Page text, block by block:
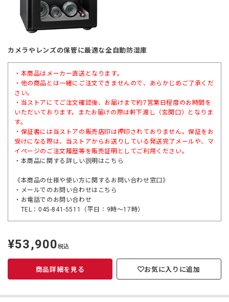
カメラやレンズの保管に最適な全自動防湿庫
・本商品はメーカー直送となります。
・他の商品とは一緒にご注文できませんので、あらかじめご了承くだ
さい。
・当ストアにてご注文確認後、お届けまで約7営業日程度のお時間を
いただいております。またお届けの際は軒下渡し（玄関口）となりま
す。
・保証書には当ストアの販売店印は押印されておりません。保証をお
受けになる際は、当ストアからお送りしている発送完了メールや、マ
イページのご注文履歴等を販売証明としてご利用ください。
・本商品に関する詳しい説明はこちら
《本商品の仕様や使い方に関するお問い合わせ窓口》
・メールでのお問い合わせは こちら
・お電話でのお問い合わせ
TEL：045-841-5511（平日：9時～17時）
定
価
¥53,900税込
商品詳細を見る お気に入りに追加